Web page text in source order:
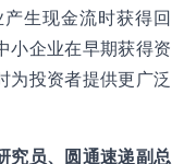
生现金流时获得回
小企业在早期获得资
为投资者提供更广泛
究员、圆通速递副总